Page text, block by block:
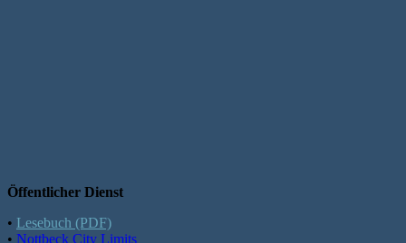
Öffentlicher Dienst
• Lesebuch (PDF)
• Nottbeck City Limits